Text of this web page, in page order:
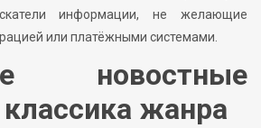
информации, не желающие
или платёжными системами.
новостные
жанра